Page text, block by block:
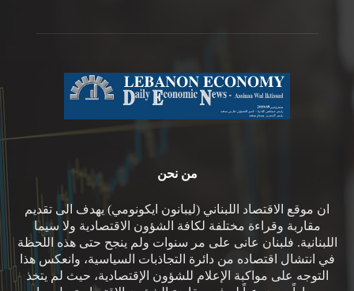
من نحن
ان موقع الاقتصاد اللبناني (ليبانون ايكونومي) يهدف الى تقديم
مقاربة وقراءة مختلفة لكافة الشؤون الاقتصادية ولا سيما
اللبنانية. فلبنان عانى على مر سنوات ولم ينجح حتى هذه اللحظة
في انتشال اقتصاده من دائرة التجاذبات السياسية، وانعكس هذا
التوجه على مواكبة الإعلام للشؤون الإقتصادية، حيث لم يتخذ